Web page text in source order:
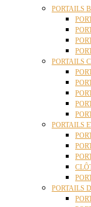
PORTAILS
PORTAILS
PORTAILS
PORTAILS